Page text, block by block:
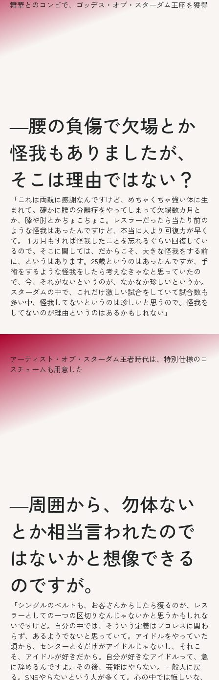
舞華とのコンビで、ゴッデス・オブ・スターダム王座を獲得
―腰の負傷で欠場とか
怪我もありましたが、
そこは理由ではない？
「これは両親に感謝なんですけど、めちゃくちゃ強い体に生
まれて。確かに腰の分離症をやってしまって欠場数カ月と
か、膝や肘とかちょこちょこ。レスラーだったら当たり前の
ような怪我はあったんですけど、本当に人より回復力が早く
て。１カ月もすれば怪我したことを忘れるぐらい回復してい
るので。そこに関しては、だからこそ、大きな怪我をする前
に、というはあります。25歳というのはあったんですが、手
術をするような怪我をしたら考えなきゃなと思っていたの
で、今、それがないというのが、なかなか珍しいというか。
スターダムの中で、これだけ激しい試合をしていて試合数も
多い中、怪我してないというのは珍しいと思うので。怪我を
してないのが理由というのはあるかもしれない」
アーティスト・オブ・スターダム王者時代は、特別仕様のコ
スチュームも用意した
―周囲から、勿体ない
とか相当言われたので
はないかと想像できる
のですが。
「シングルのベルトも、お客さんからしたら獲るのが、レス
ラーとしての一つの区切りなんじゃないかと思うかもしれな
いですけど。自分の中では、そういう定義はプロレスに関わ
らず、あるようでないと思っていて。アイドルをやっていた
頃から、センターとるだけがアイドルじゃないし、それこ
そ、アイドルが好きだから。自分が好きなアイドルって、急
に辞めるんですよ。その後、芸能はやらない。一般人に戻
る。SNSやらないという人が多くて。心の中では悔しいな、